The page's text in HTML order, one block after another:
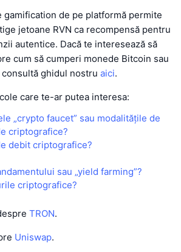
gamification de pe platformă permite
jetoane RVN ca recompensă pentru
autentice. Dacă te interesează să
cum să cumperi monede Bitcoin sau
ghidul nostru aici.
care te-ar putea interesa:
„crypto faucet” sau modalitățile de
criptografice?
debit criptografice?
sau „yield farming”?
criptografice?
TRON.
Uniswap.